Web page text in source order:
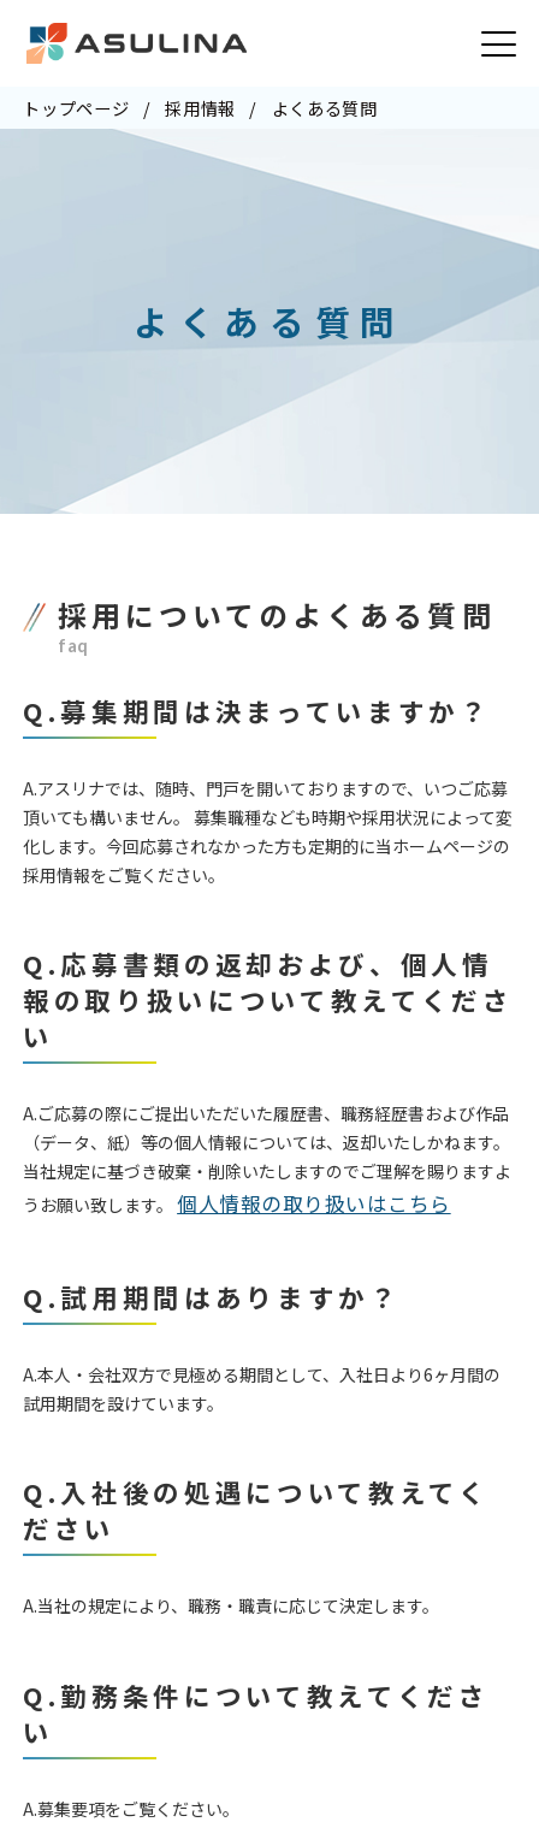
トップページ 採用情報 よくある質問
よくある質問
採用についてのよくある質問
faq
Q.募集期間は決まっていますか？
A.アスリナでは、随時、門戸を開いておりますので、いつご応募
頂いても構いません。 募集職種なども時期や採用状況によって変
化します。今回応募されなかった方も定期的に当ホームページの
採用情報をご覧ください。
Q.応募書類の返却および、個人情
報の取り扱いについて教えてくださ
い
A.ご応募の際にご提出いただいた履歴書、職務経歴書および作品
（データ、紙）等の個人情報については、返却いたしかねます。
当社規定に基づき破棄・削除いたしますのでご理解を賜りますよ
うお願い致します。個人情報の取り扱いはこちら
Q.試用期間はありますか？
A.本人・会社双方で見極める期間として、入社日より6ヶ月間の
試用期間を設けています。
Q.入社後の処遇について教えてく
ださい
A.当社の規定により、職務・職責に応じて決定します。
Q.勤務条件について教えてくださ
い
A.募集要項をご覧ください。